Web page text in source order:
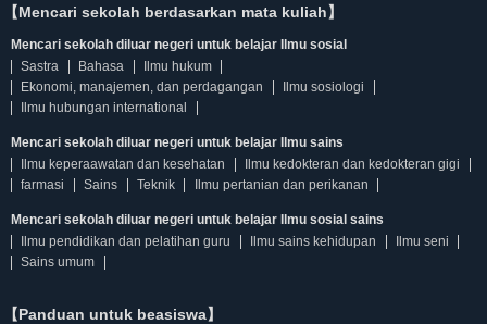
【Mencari sekolah berdasarkan mata kuliah】
Mencari sekolah diluar negeri untuk belajar Ilmu sosial
Sastra
Bahasa
Ilmu hukum
Ekonomi, manajemen, dan perdagangan
Ilmu sosiologi
Ilmu hubungan international
Mencari sekolah diluar negeri untuk belajar Ilmu sains
Ilmu keperaawatan dan kesehatan
Ilmu kedokteran dan kedokteran gigi
farmasi
Sains Teknik Ilmu pertanian dan perikanan
Mencari sekolah diluar negeri untuk belajar Ilmu sosial sains
Ilmu pendidikan dan pelatihan guru
Ilmu sains kehidupan
Ilmu seni
Sains umum
【Panduan untuk beasiswa】